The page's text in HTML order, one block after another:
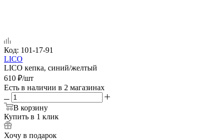
Код: 101-17-91
LICO
LICO кепка, синий/желтый
610 ₽/шт
Есть в наличии в 2 магазинах
В корзину
Купить в 1 клик
Хочу в подарок